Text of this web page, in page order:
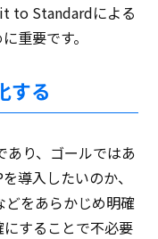
to Standardによる
重要です。
する
り、ゴールではあ
導入したいのか、
をあらかじめ明確
することで不必要